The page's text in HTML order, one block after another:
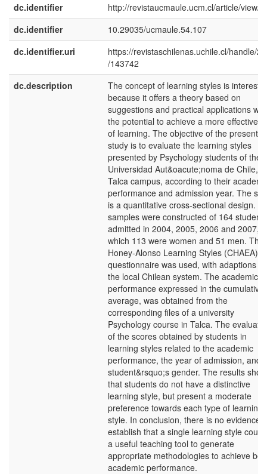
dc.identifier
http://revistaucmaule.ucm.cl/article/view/
dc.identifier
10.29035/ucmaule.54.107
dc.identifier.uri
https://revistaschilenas.uchile.cl/handle/
/143742
dc.description
The concept of learning styles is
because it offers a theory based on
suggestions and practical applications
the potential to achieve a more effective
of learning. The objective of the present
study is to evaluate the learning styles
presented by Psychology students of the
Universidad Aut&oacute;noma de Chile,
Talca campus, according to their
performance and admission year. The
is a quantitative cross-sectional design.
samples were constructed of 164
admitted in 2004, 2005, 2006 and 2007,
which 113 were women and 51 men. The
Honey-Alonso Learning Styles (CHAEA)
questionnaire was used, with adaptions
the local Chilean system. The academic
performance expressed in the cumulative
average, was obtained from the
corresponding files of a university
Psychology course in Talca. The
of the scores obtained by students in
learning styles related to the academic
performance, the year of admission, and
student&rsquo;s gender. The results
that students do not have a distinctive
learning style, but present a moderate
preference towards each type of learning
style. In conclusion, there is no evidence
establish that a single learning style could
a useful teaching tool to generate
appropriate methodologies to achieve
academic performance.